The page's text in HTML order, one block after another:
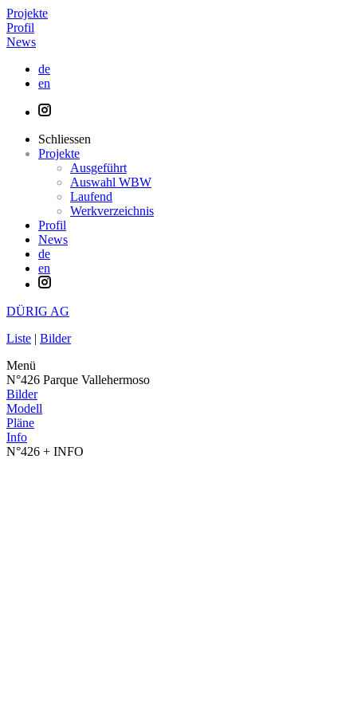
Projekte
Profil
News
de
en
Schliessen
Projekte
Ausgeführt
Auswahl WBW
Laufend
Werkverzeichnis
Profil
News
de
en
DÜRIG AG
Liste | Bilder
Menü
N°426 Parque Vallehermoso
Bilder
Modell
Pläne
Info
N°426 + INFO